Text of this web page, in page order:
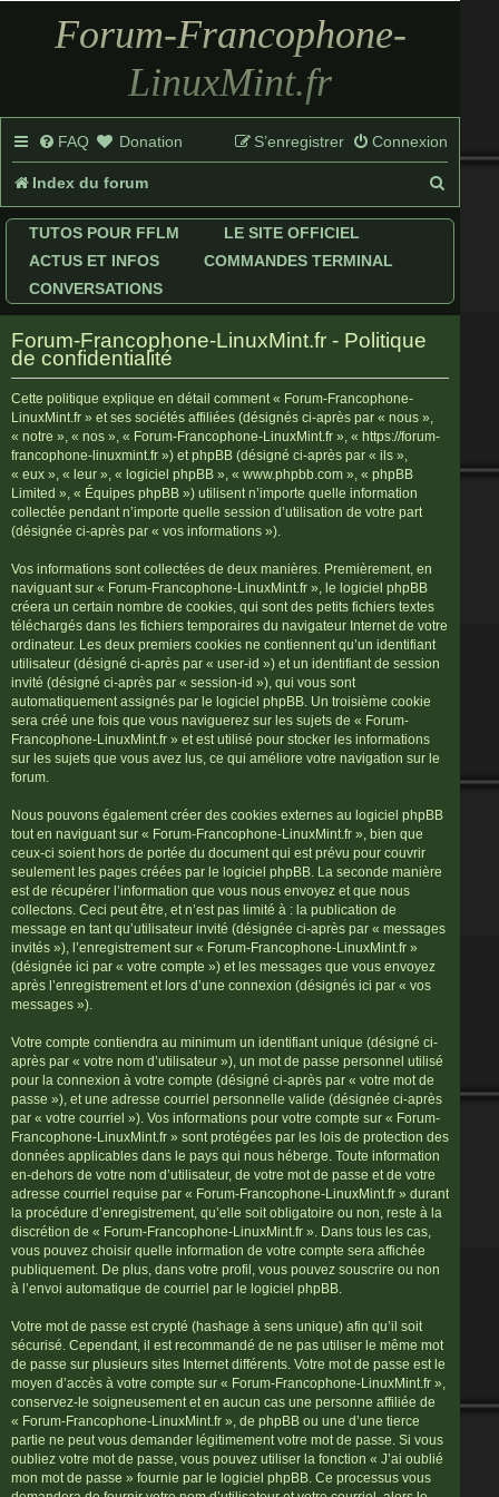
Forum-Francophone-
LinuxMint.fr
FAQ Donation Connexion
S’enregistrer
Index du forum
e
e
TUTOS POUR FFLM
LE SITE OFFICIEL
ACTUS ET INFOS
COMMANDES TERMINAL
CONVERSATIONS
Forum-Francophone-LinuxMint.fr - Politique
de confidentialité
Cette politique explique en détail comment « Forum-Francophone-
LinuxMint.fr » et ses sociétés affiliées (désignés ci-après par « nous »,
« notre », « nos », « Forum-Francophone-LinuxMint.fr », « https://forum-
francophone-linuxmint.fr ») et phpBB (désigné ci-après par « ils »,
« eux », « leur », « logiciel phpBB », « www.phpbb.com », « phpBB
Limited », « Équipes phpBB ») utilisent n’importe quelle information
collectée pendant n’importe quelle session d’utilisation de votre part
(désignée ci-après par « vos informations »).
Vos informations sont collectées de deux manières. Premièrement, en
naviguant sur « Forum-Francophone-LinuxMint.fr », le logiciel phpBB
créera un certain nombre de cookies, qui sont des petits fichiers textes
téléchargés dans les fichiers temporaires du navigateur Internet de votre
ordinateur. Les deux premiers cookies ne contiennent qu’un identifiant
utilisateur (désigné ci-après par « user-id ») et un identifiant de session
invité (désigné ci-après par « session-id »), qui vous sont
automatiquement assignés par le logiciel phpBB. Un troisième cookie
sera créé une fois que vous naviguerez sur les sujets de « Forum-
Francophone-LinuxMint.fr » et est utilisé pour stocker les informations
sur les sujets que vous avez lus, ce qui améliore votre navigation sur le
forum.
Nous pouvons également créer des cookies externes au logiciel phpBB
tout en naviguant sur « Forum-Francophone-LinuxMint.fr », bien que
ceux-ci soient hors de portée du document qui est prévu pour couvrir
seulement les pages créées par le logiciel phpBB. La seconde manière
est de récupérer l’information que vous nous envoyez et que nous
collectons. Ceci peut être, et n’est pas limité à : la publication de
message en tant qu’utilisateur invité (désignée ci-après par « messages
invités »), l’enregistrement sur « Forum-Francophone-LinuxMint.fr »
(désignée ici par « votre compte ») et les messages que vous envoyez
après l’enregistrement et lors d’une connexion (désignés ici par « vos
messages »).
Votre compte contiendra au minimum un identifiant unique (désigné ci-
après par « votre nom d’utilisateur »), un mot de passe personnel utilisé
pour la connexion à votre compte (désigné ci-après par « votre mot de
passe »), et une adresse courriel personnelle valide (désignée ci-après
par « votre courriel »). Vos informations pour votre compte sur « Forum-
Francophone-LinuxMint.fr » sont protégées par les lois de protection des
données applicables dans le pays qui nous héberge. Toute information
en-dehors de votre nom d’utilisateur, de votre mot de passe et de votre
adresse courriel requise par « Forum-Francophone-LinuxMint.fr » durant
la procédure d’enregistrement, qu’elle soit obligatoire ou non, reste à la
discrétion de « Forum-Francophone-LinuxMint.fr ». Dans tous les cas,
vous pouvez choisir quelle information de votre compte sera affichée
publiquement. De plus, dans votre profil, vous pouvez souscrire ou non
à l’envoi automatique de courriel par le logiciel phpBB.
Votre mot de passe est crypté (hashage à sens unique) afin qu’il soit
sécurisé. Cependant, il est recommandé de ne pas utiliser le même mot
de passe sur plusieurs sites Internet différents. Votre mot de passe est le
moyen d’accès à votre compte sur « Forum-Francophone-LinuxMint.fr »,
conservez-le soigneusement et en aucun cas une personne affiliée de
« Forum-Francophone-LinuxMint.fr », de phpBB ou une d’une tierce
partie ne peut vous demander légitimement votre mot de passe. Si vous
oubliez votre mot de passe, vous pouvez utiliser la fonction « J’ai oublié
mon mot de passe » fournie par le logiciel phpBB. Ce processus vous